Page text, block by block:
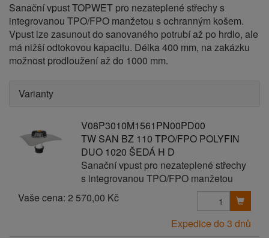
Sanační vpust TOPWET pro nezateplené střechy s
integrovanou TPO/FPO manžetou s ochranným košem.
Vpust lze zasunout do sanovaného potrubí až po hrdlo, ale
má nižší odtokovou kapacitu. Délka 400 mm, na zakázku
možnost prodloužení až do 1000 mm.
Varianty
V08P3010M1561PN00PD00
TW SAN BZ 110 TPO/FPO POLYFIN
DUO 1020 ŠEDÁ H D
Sanační vpust pro nezateplené střechy
s integrovanou TPO/FPO manžetou
Vaše cena: 2 570,00 Kč
Expedice do 3 dnů